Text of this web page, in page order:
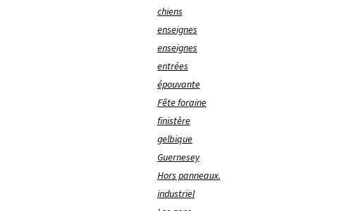
chiens
enseignes
enseignes
entrées
épouvante
Fête foraine
finistère
gelbique
Guernesey
Hors panneaux.
industriel